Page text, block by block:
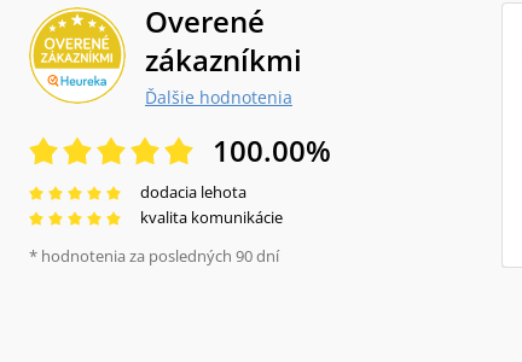
Overené
zákazníkmi
Ďalšie hodnotenia
100.00%
dodacia lehota
kvalita komunikácie
* hodnotenia za posledných 90 dní